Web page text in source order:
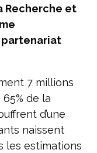
Recherche et
partenariat
7 millions
de la
d’une
naissent
les estimations